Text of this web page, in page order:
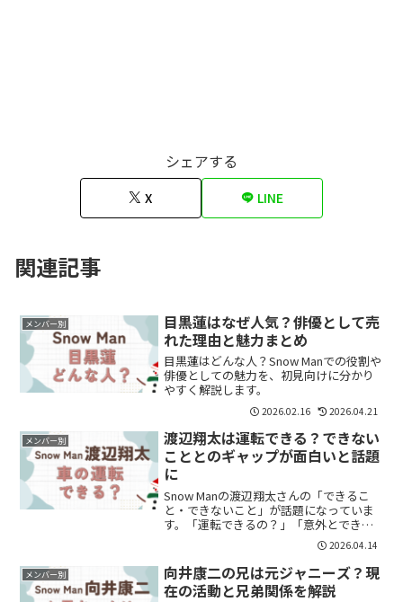
シェアする
X LINE
関連記事
メンバー別
目黒蓮はなぜ人気？俳優として売
れた理由と魅力まとめ
目黒蓮はどんな人？Snow Manでの役割や
俳優としての魅力を、初見向けに分かり
やすく解説します。
2026.02.16 2026.04.21
メンバー別
渡辺翔太は運転できる？できない
こととのギャップが面白いと話題
に
Snow Manの渡辺翔太さんの「できるこ
と・できないこと」が話題になっていま
す。「運転できるの？」「意外とできな
いこと多い？」と気になっている方も多
いのではないでしょうか。結論から言う
と、渡辺翔太さんは運転はできるもの
の、生活系の手続きな...
2026.04.14
メンバー別
向井康二の兄は元ジャニーズ？現
在の活動と兄弟関係を解説